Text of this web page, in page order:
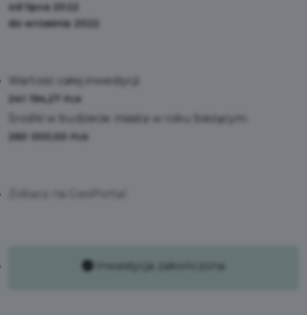
od lipca 2022
do września 2022
Wartość całej inwestycji:
241 194,27
Środki w budżecie miasta w roku bieżącym:
260 000,00
Inwestycja zakończona